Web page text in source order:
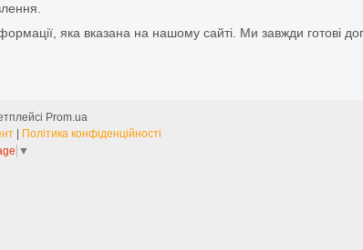
яка вказана на нашому сайті. Ми завжди готові
Prom.ua
Політика конфіденційності
▼